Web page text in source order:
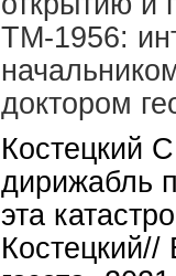
ТМ-1956:
доктором
Костецкий
дирижабль
эта
Костецкий//